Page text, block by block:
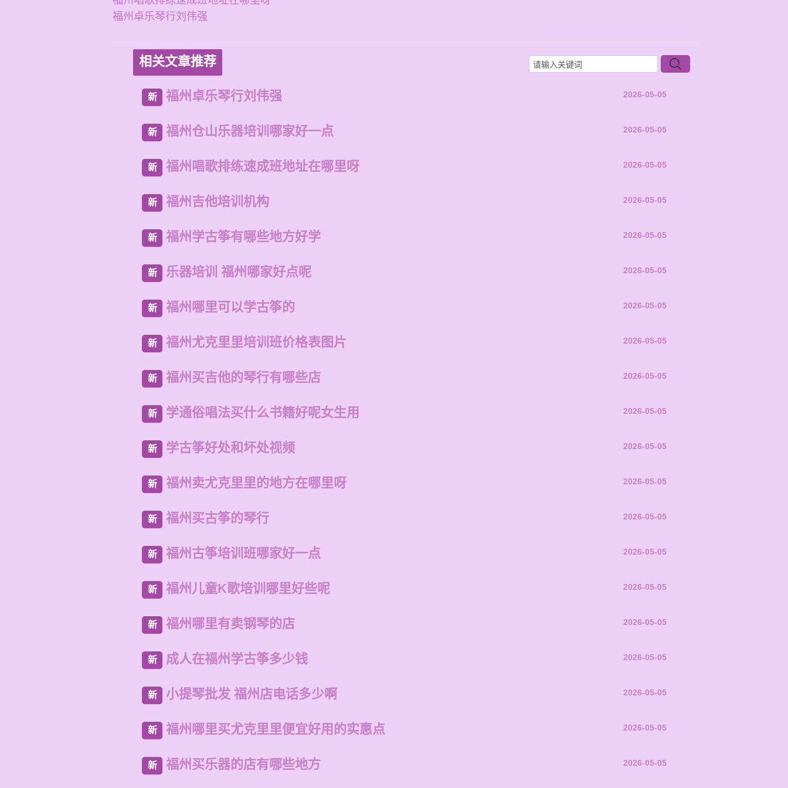
福州卓乐琴行刘伟强
相关文章推荐
新 福州卓乐琴行刘伟强 2026-05-05
新 福州仓山乐器培训哪家好一点 2026-05-05
新 福州唱歌排练速成班地址在哪里呀 2026-05-05
新 福州吉他培训机构 2026-05-05
新 福州学古筝有哪些地方好学 2026-05-05
新 乐器培训 福州哪家好点呢 2026-05-05
新 福州哪里可以学古筝的 2026-05-05
新 福州尤克里里培训班价格表图片 2026-05-05
新 福州买吉他的琴行有哪些店 2026-05-05
新 学通俗唱法买什么书籍好呢女生用 2026-05-05
新 学古筝好处和坏处视频 2026-05-05
新 福州卖尤克里里的地方在哪里呀 2026-05-05
新 福州买古筝的琴行 2026-05-05
新 福州古筝培训班哪家好一点 2026-05-05
新 福州儿童K歌培训哪里好些呢 2026-05-05
新 福州哪里有卖钢琴的店 2026-05-05
新 成人在福州学古筝多少钱 2026-05-05
新 小提琴批发 福州店电话多少啊 2026-05-05
新 福州哪里买尤克里里便宜好用的实惠点 2026-05-05
新 福州买乐器的店有哪些地方 2026-05-05